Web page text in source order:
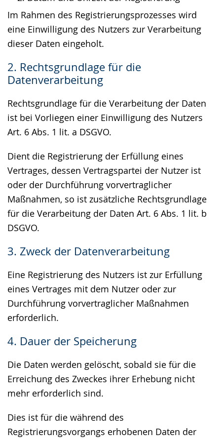
Im Rahmen des Registrierungsprozesses wird
eine Einwilligung des Nutzers zur Verarbeitung
dieser Daten eingeholt.
2. Rechtsgrundlage für die
Datenverarbeitung
Rechtsgrundlage für die Verarbeitung der Daten
ist bei Vorliegen einer Einwilligung des Nutzers
Art. 6 Abs. 1 lit. a DSGVO.
Dient die Registrierung der Erfüllung eines
Vertrages, dessen Vertragspartei der Nutzer ist
oder der Durchführung vorvertraglicher
Maßnahmen, so ist zusätzliche Rechtsgrundlage
für die Verarbeitung der Daten Art. 6 Abs. 1 lit. b
DSGVO.
3. Zweck der Datenverarbeitung
Eine Registrierung des Nutzers ist zur Erfüllung
eines Vertrages mit dem Nutzer oder zur
Durchführung vorvertraglicher Maßnahmen
erforderlich.
4. Dauer der Speicherung
Die Daten werden gelöscht, sobald sie für die
Erreichung des Zweckes ihrer Erhebung nicht
mehr erforderlich sind.
Dies ist für die während des
Registrierungsvorgangs erhobenen Daten der